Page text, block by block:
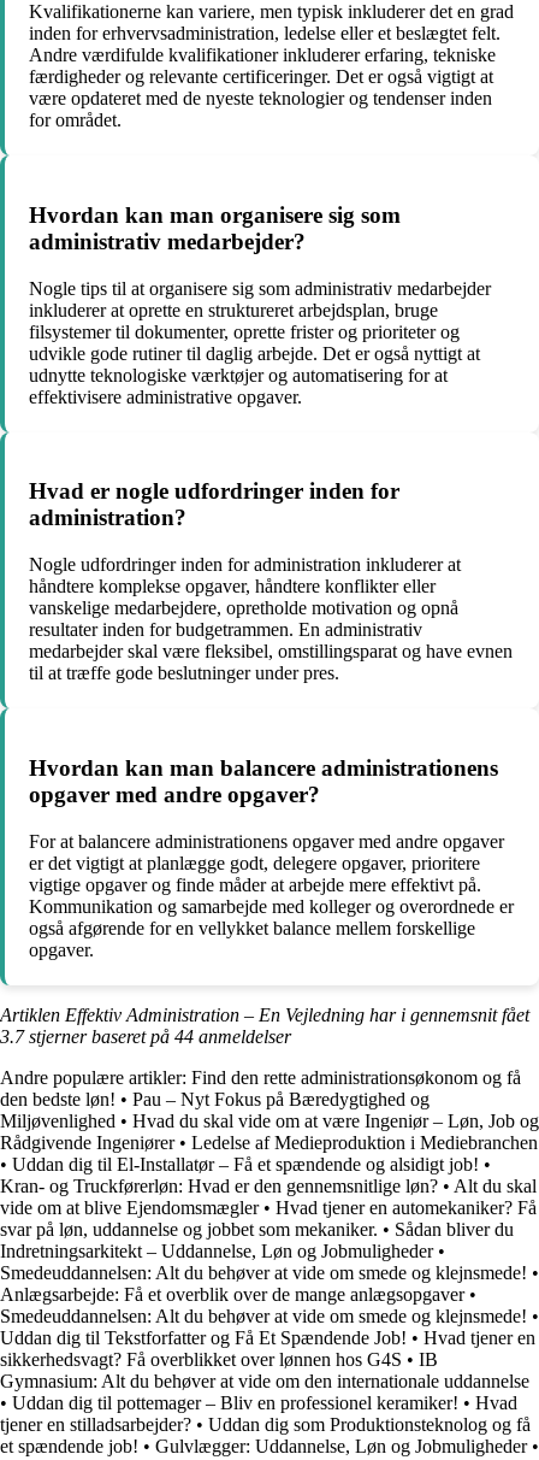
Kvalifikationerne kan variere, men typisk inkluderer det en grad
inden for erhvervsadministration, ledelse eller et beslægtet felt.
Andre værdifulde kvalifikationer inkluderer erfaring, tekniske
færdigheder og relevante certificeringer. Det er også vigtigt at
være opdateret med de nyeste teknologier og tendenser inden
for området.
Hvordan kan man organisere sig som
administrativ medarbejder?
Nogle tips til at organisere sig som administrativ medarbejder
inkluderer at oprette en struktureret arbejdsplan, bruge
filsystemer til dokumenter, oprette frister og prioriteter og
udvikle gode rutiner til daglig arbejde. Det er også nyttigt at
udnytte teknologiske værktøjer og automatisering for at
effektivisere administrative opgaver.
Hvad er nogle udfordringer inden for
administration?
Nogle udfordringer inden for administration inkluderer at
håndtere komplekse opgaver, håndtere konflikter eller
vanskelige medarbejdere, opretholde motivation og opnå
resultater inden for budgetrammen. En administrativ
medarbejder skal være fleksibel, omstillingsparat og have evnen
til at træffe gode beslutninger under pres.
Hvordan kan man balancere administrationens
opgaver med andre opgaver?
For at balancere administrationens opgaver med andre opgaver
er det vigtigt at planlægge godt, delegere opgaver, prioritere
vigtige opgaver og finde måder at arbejde mere effektivt på.
Kommunikation og samarbejde med kolleger og overordnede er
også afgørende for en vellykket balance mellem forskellige
opgaver.
Artiklen Effektiv Administration – En Vejledning har i gennemsnit fået
3.7stjerner baseret på 44 anmeldelser
Andre populære artikler: Find den rette administrationsøkonom og få
den bedste løn! • Pau – Nyt Fokus på Bæredygtighed og
Miljøvenlighed • Hvad du skal vide om at være Ingeniør – Løn, Job og
Rådgivende Ingeniører• Ledelse af Medieproduktion i Mediebranchen
• Uddan dig til El-Installatør – Få et spændende og alsidigt job! •
Kran- og Truckførerløn: Hvad er den gennemsnitlige løn? • Alt du skal
vide om at blive Ejendomsmægler• Hvad tjener en automekaniker? Få
svar på løn, uddannelse og jobbet som mekaniker. • Sådan bliver du
Indretningsarkitekt – Uddannelse, Løn og Jobmuligheder•
Smedeuddannelsen: Alt du behøver at vide om smede og klejnsmede! •
Anlægsarbejde: Få et overblik over de mange anlægsopgaver•
Smedeuddannelsen: Alt du behøver at vide om smede og klejnsmede! •
Uddan dig til Tekstforfatter og Få Et Spændende Job! • Hvad tjener en
sikkerhedsvagt? Få overblikket over lønnen hos G4S • IB
Gymnasium: Alt du behøver at vide om den internationale uddannelse
• Uddan dig til pottemager – Bliv en professionel keramiker! • Hvad
tjener en stilladsarbejder? • Uddan dig som Produktionsteknolog og få
et spændende job! • Gulvlægger: Uddannelse, Løn og Jobmuligheder•